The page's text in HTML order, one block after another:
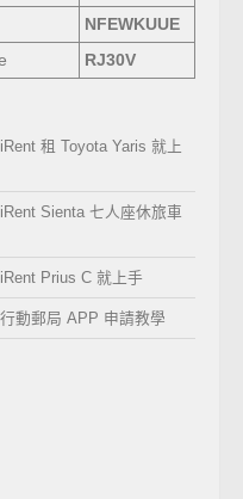
NFEWKUUE
RJ30V
租 Toyota Yaris 就上
Sienta 七人座休旅車
Prius C 就上手
動郵局 APP 申請教學